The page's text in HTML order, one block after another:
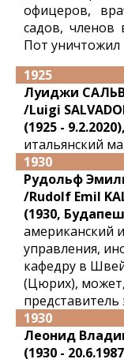
офицеров,
садов, членов
Пот уничтожил
1925
Луиджи
/Luigi
(1925 - 9.2.2020),
итальянский
1930
Рудольф
/Rudolf Emil
(1930,
американский
управления,
кафедру в
(Цюрих),
представитель
1930
Леонид
(1930 -